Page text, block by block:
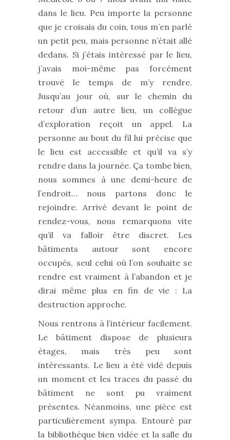
dans le lieu. Peu importe la personne
que je croisais du coin, tous m’en parlé
un petit peu, mais personne n’était allé
dedans. Si j’étais intéressé par le lieu,
j’avais moi-même pas forcément
trouvé le temps de m’y rendre.
Jusqu’au jour où, sur le chemin du
retour d’un autre lieu, un collègue
d’exploration reçoit un appel. La
personne au bout du fil lui précise que
le lieu est accessible et qu’il va s’y
rendre dans la journée. Ça tombe bien,
nous sommes à une demi-heure de
l’endroit… nous partons donc le
rejoindre. Arrivé devant le point de
rendez-vous, nous remarquons vite
qu’il va falloir être discret. Les
bâtiments autour sont encore
occupés, seul celui où l’on souhaite se
rendre est vraiment à l’abandon et je
dirai même plus en fin de vie : La
destruction approche.
Nous rentrons à l’intérieur facilement.
Le bâtiment dispose de plusieurs
étages, mais très peu sont
intéressants. Le lieu a été vidé depuis
un moment et les traces du passé du
bâtiment ne sont pu vraiment
présentes. Néanmoins, une pièce est
particulièrement sympa. Entouré par
la bibliothèque bien vidée et la salle du